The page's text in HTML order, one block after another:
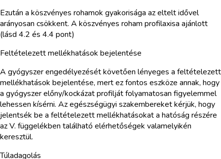
Ezután a köszvényes rohamok gyakorisága az eltelt idővel
arányosan csökkent. A köszvényes roham profilaxisa ajánlott
(lásd 4.2 és 4.4 pont)
Feltételezett mellékhatások bejelentése
A gyógyszer engedélyezését követően lényeges a feltételezett
mellékhatások bejelentése, mert ez fontos eszköze annak, hogy
a gyógyszer előny/kockázat profilját folyamatosan figyelemmel
lehessen kísérni. Az egészségügyi szakembereket kérjük, hogy
jelentsék be a feltételezett mellékhatásokat a hatóság részére
az V. függelékben található elérhetőségek valamelyikén
keresztül.
Túladagolás